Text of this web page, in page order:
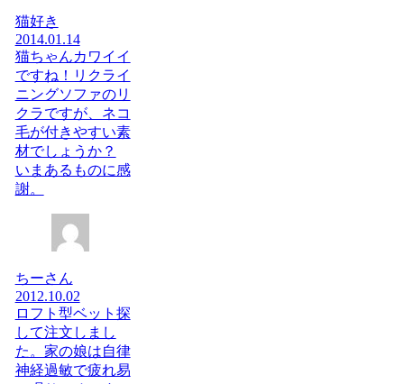
猫好き
2014.01.14
猫ちゃんカワイイ
ですね！リクライ
ニングソファのリ
クラですが、ネコ
毛が付きやすい素
材でしょうか？
いまあるものに感
謝。
ちーさん
2012.10.02
ロフト型ベット探
して注文しまし
た。家の娘は自律
神経過敏で疲れ易